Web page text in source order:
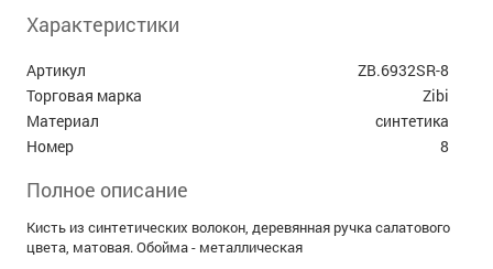
Характеристики
Артикул
ZB.6932SR-8
Торговая марка
Zibi
Материал
синтетика
Номер
8
Полное описание
Кисть из синтетических волокон, деревянная ручка салатового
цвета, матовая. Обойма - металлическая